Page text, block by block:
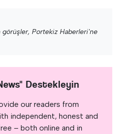
görüşler, Portekiz Haberleri'ne
Destekleyin
our readers from
independent, honest and
– both online and in